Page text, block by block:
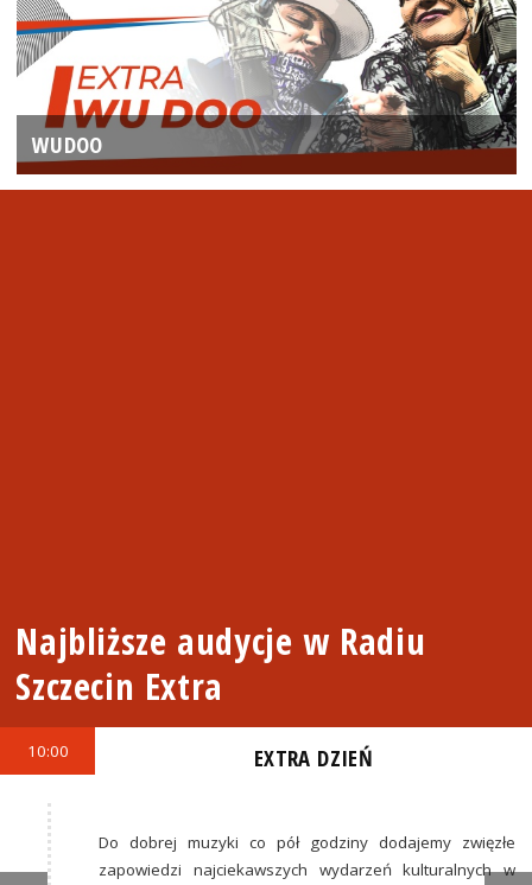
WUDOO
Najbliższe audycje w Radiu
Szczecin Extra
10:00 EXTRA DZIEŃ
Do dobrej muzyki co pół godziny dodajemy zwięzłe
zapowiedzi najciekawszych wydarzeń kulturalnych w